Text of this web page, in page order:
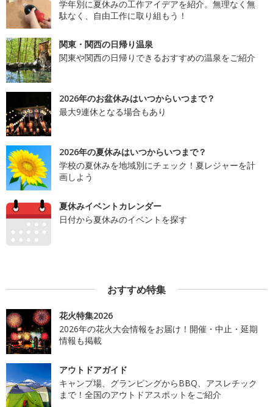
学年別に夏休みの工作アイデアを紹介。無理なく無
駄なく、自由工作に取り組もう！
関東・関西の日帰り温泉
関東や関西の日帰りできるおすすめの温泉をご紹介
2026年のお盆休みはいつからいつまで？
最大9連休となる場合もあり
2026年の夏休みはいつからいつまで？
学校の夏休みを地域別にチェック！夏レジャーを計
画しよう
夏休みイベントカレンダー
日付から夏休みのイベントを探す
おすすめ特集
花火特集2026
2026年の花火大会情報をお届け！開催・中止・延期
情報も掲載
アウトドアガイド
キャンプ場、グランピングからBBQ、アスレチック
まで！全国のアウトドアスポットをご紹介